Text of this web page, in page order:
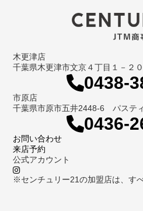
木更津店
千葉県木更津市文京４丁目１－２０
0438-
市原店
千葉県市原市五井2448-6 パステ
0436-
お問い合わせ
来店予約
公式アカウント
※センチュリー21の加盟店は、す